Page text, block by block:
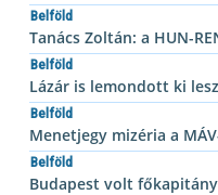
Belföld
Tanács Zoltán: a HUN-
Belföld
Lázár is lemondott ki
Belföld
Menetjegy mizéria a
Belföld
Budapest volt